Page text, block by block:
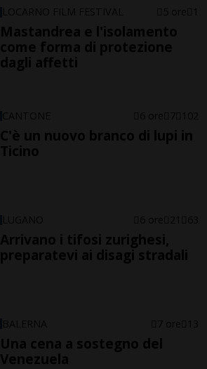
LOCARNO FILM FESTIVAL 5 ore 1
Mastandrea e l'isolamento
come forma di protezione
dagli affetti
CANTONE 6 ore 7 102
C'è un nuovo branco di lupi in
Ticino
LUGANO 6 ore 21 63
Arrivano i tifosi zurighesi,
preparatevi ai disagi stradali
BALERNA 7 ore 13
Una cena a sostegno del
Venezuela